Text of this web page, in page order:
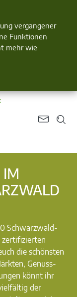
vergangener
Funktionen
mehr wie
IM
Schwarzwald-
zertifizierten
die schönsten
Genuss-
könnt ihr
der